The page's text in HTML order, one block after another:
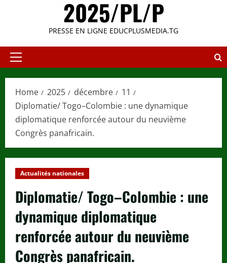
2025/PL/P
PRESSE EN LIGNE EDUCPLUSMEDIA.TG
Primary
Home 2025 décembre
11
Diplomatie/ Togo–Colombie : une dynamique
diplomatique renforcée autour du neuvième
Congrès panafricain.
Actualités nationales
Diplomatie/ Togo–Colombie : une
dynamique diplomatique
renforcée autour du neuvième
Congrès panafricain.